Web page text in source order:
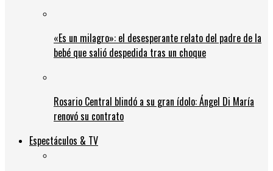
«Es un milagro»: el desesperante relato del padre de la
bebé que salió despedida tras un choque
Rosario Central blindó a su gran ídolo: Ángel Di María
renovó su contrato
Espectáculos & TV